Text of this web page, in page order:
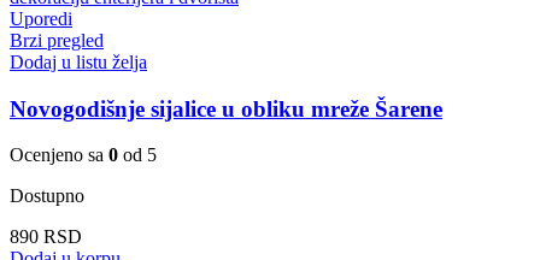
Uporedi
Brzi pregled
Dodaj u listu želja
Novogodišnje sijalice u obliku mreže Šarene
Ocenjeno sa 0 od 5
Dostupno
890 RSD